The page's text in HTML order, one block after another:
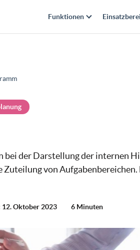
Funktionen
bei der Darstellung der internen
von
Oktober 2023 6 Minuten